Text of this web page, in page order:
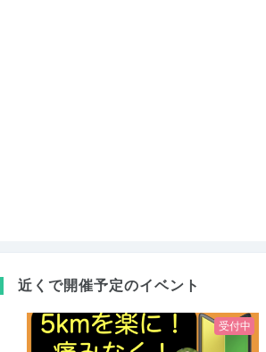
近くで開催予定のイベント
受付中